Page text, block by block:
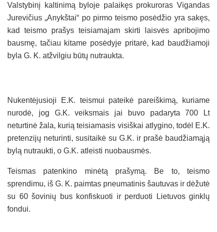
Valstybinį kaltinimą byloje palaikęs prokuroras Vigandas
Jurevičius „Anykštai“ po pirmo teismo posėdžio yra sakęs,
kad teismo prašys teisiamajam skirti laisvės apribojimo
bausmę, tačiau kitame posėdyje pritarė, kad baudžiamoji
byla G. K. atžvilgiu būtų nutraukta.
Nukentėjusioji E.K. teismui pateikė pareiškimą, kuriame
nurodė, jog G.K. veiksmais jai buvo padaryta 700 Lt
neturtinė žala, kurią teisiamasis visiškai atlygino, todėl E.K.
pretenzijų neturinti, susitaikė su G.K. ir prašė baudžiamąją
bylą nutraukti, o G.K. atleisti nuobausmės.
Teismas patenkino minėtą prašymą. Be to, teismo
sprendimu, iš G. K. paimtas pneumatinis šautuvas ir dėžutė
su 60 šovinių bus konfiskuoti ir perduoti Lietuvos ginklų
fondui.